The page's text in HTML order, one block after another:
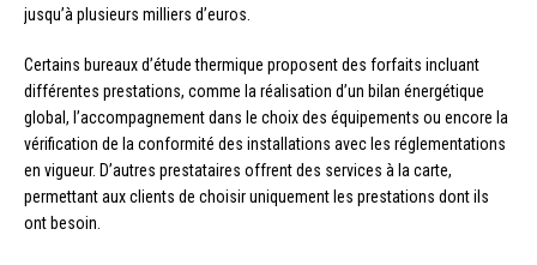
jusqu’à plusieurs milliers d’euros.
Certains bureaux d’étude thermique proposent des forfaits incluant
différentes prestations, comme la réalisation d’un bilan énergétique
global, l’accompagnement dans le choix des équipements ou encore la
vérification de la conformité des installations avec les réglementations
en vigueur. D’autres prestataires offrent des services à la carte,
permettant aux clients de choisir uniquement les prestations dont ils
ont besoin.